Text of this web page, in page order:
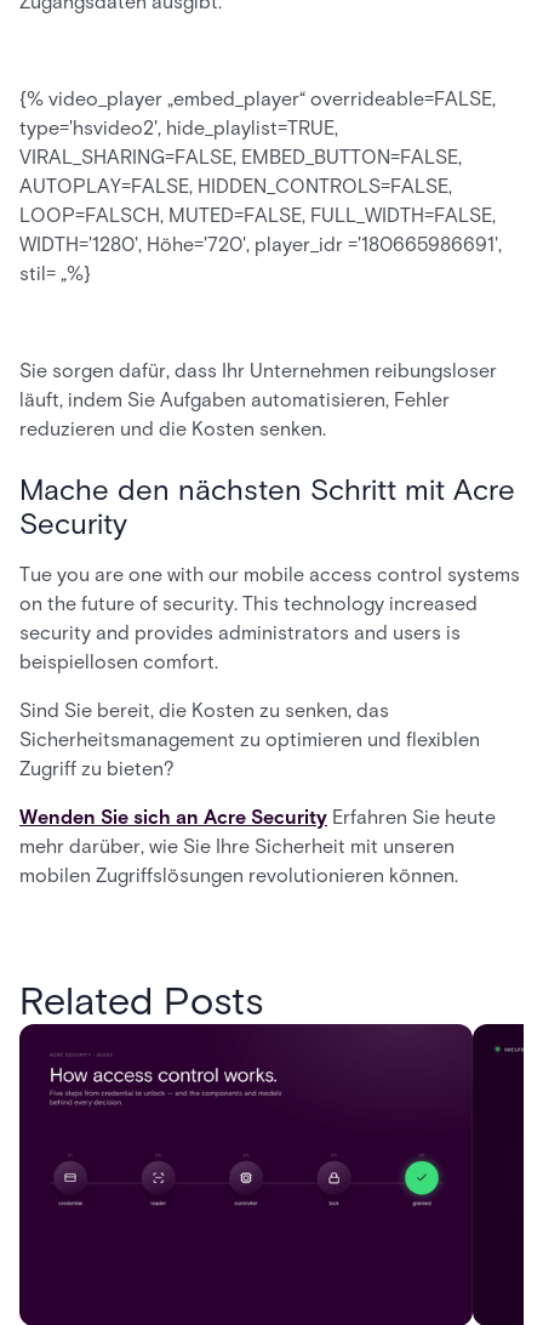
{% video_player „embed_player“ overrideable=FALSE,
type='hsvideo2', hide_playlist=TRUE,
VIRAL_SHARING=FALSE, EMBED_BUTTON=FALSE,
AUTOPLAY=FALSE, HIDDEN_CONTROLS=FALSE,
LOOP=FALSCH, MUTED=FALSE, FULL_WIDTH=FALSE,
WIDTH='1280', Höhe='720', player_idr ='180665986691',
stil= „%}
Sie sorgen dafür, dass Ihr Unternehmen reibungsloser
läuft, indem Sie Aufgaben automatisieren, Fehler
reduzieren und die Kosten senken.
Mache den nächsten Schritt mit Acre
Security
Tue you are one with our mobile access control systems
on the future of security. This technology increased
security and provides administrators and users is
beispiellosen comfort.
Sind Sie bereit, die Kosten zu senken, das
Sicherheitsmanagement zu optimieren und flexiblen
Zugriff zu bieten?
Wenden Sie sich an Acre Security Erfahren Sie heute
mehr darüber, wie Sie Ihre Sicherheit mit unseren
mobilen Zugriffslösungen revolutionieren können.
Related Posts